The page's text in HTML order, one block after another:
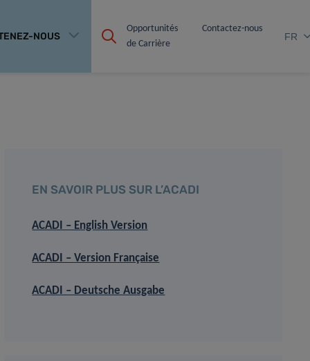
NOUS
Opportunités
de Carrière
Contactez-nous
FR
EN SAVOIR PLUS SUR L’ACADI
ACADI – English Version
ACADI – Version Française
ACADI – Deutsche Ausgabe